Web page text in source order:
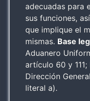
adecuadas para
sus funciones,
que implique el
mismas. Base
Aduanero
artículo 60 y
Dirección
literal a).